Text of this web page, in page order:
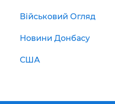
Військовий Огляд
Новини Донбасу
США